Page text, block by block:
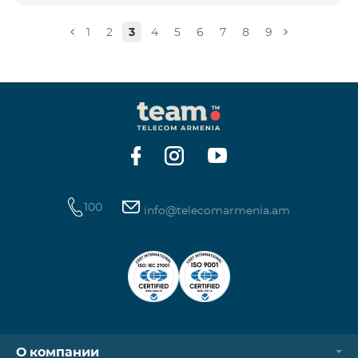
ծառայությունների նոր միացումները և ավտոմատ
ծառայության նոր միացումները և գործողությունը։
1 2 3 4 5 6 7 8 9
100 info@telecomarmenia.am
О компании